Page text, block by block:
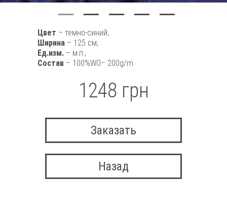
Цвет – темно-синий;
Ширина – 125 см;
Ед.изм. – м.п.;
Состав – 100%WO– 200g/m
1248 грн
Заказать
Назад